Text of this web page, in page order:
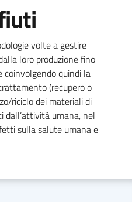
volte a gestire
loro produzione fino
quindi la
(recupero o
riciclo dei materiali di
umana, nel
sulla salute umana e